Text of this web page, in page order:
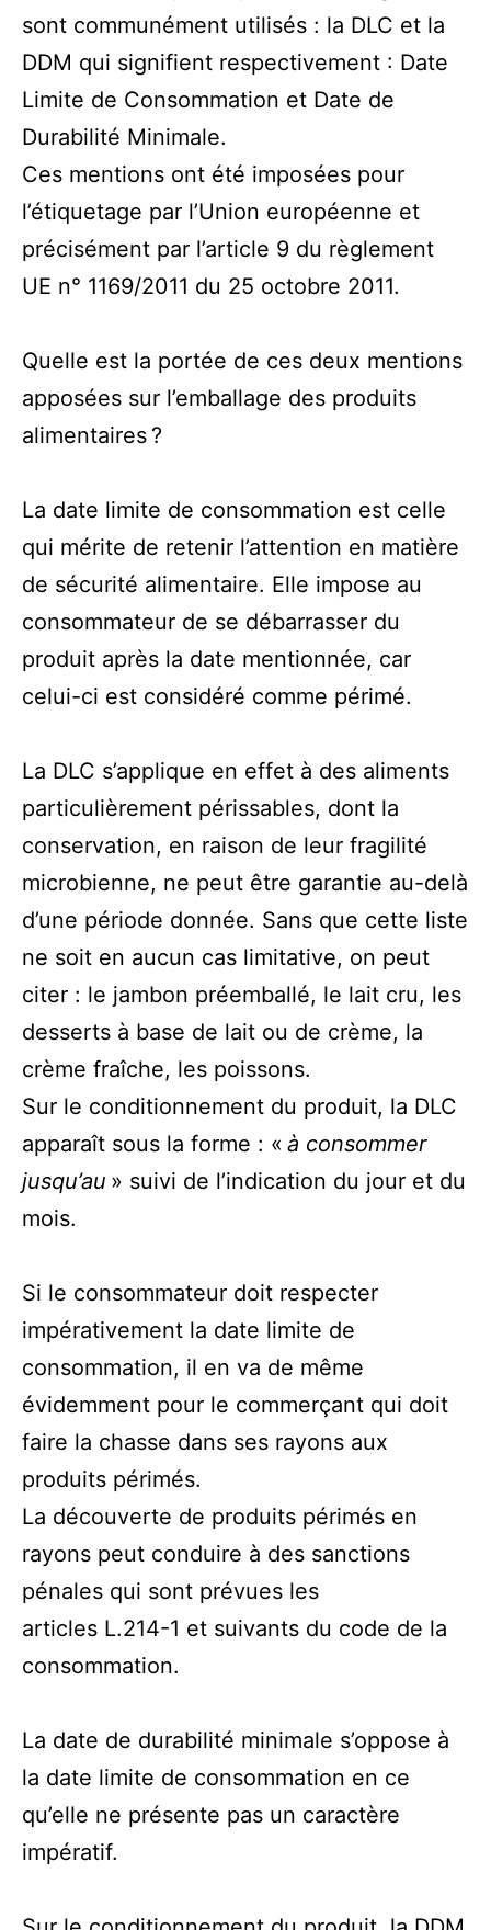
sont communément utilisés : la DLC et la
DDM qui signifient respectivement : Date
Limite de Consommation et Date de
Durabilité Minimale.
Ces mentions ont été imposées pour
l’étiquetage par l’Union européenne et
précisément par l’article 9 du règlement
UE n° 1169/2011 du 25 octobre 2011.
Quelle est la portée de ces deux mentions
apposées sur l’emballage des produits
alimentaires ?
La date limite de consommation est celle
qui mérite de retenir l’attention en matière
de sécurité alimentaire. Elle impose au
consommateur de se débarrasser du
produit après la date mentionnée, car
celui-ci est considéré comme périmé.
La DLC s’applique en effet à des aliments
particulièrement périssables, dont la
conservation, en raison de leur fragilité
microbienne, ne peut être garantie au-delà
d’une période donnée. Sans que cette liste
ne soit en aucun cas limitative, on peut
citer : le jambon préemballé, le lait cru, les
desserts à base de lait ou de crème, la
crème fraîche, les poissons.
Sur le conditionnement du produit, la DLC
apparaît sous la forme : « à consommer
jusqu’au » suivi de l’indication du jour et du
mois.
Si le consommateur doit respecter
impérativement la date limite de
consommation, il en va de même
évidemment pour le commerçant qui doit
faire la chasse dans ses rayons aux
produits périmés.
La découverte de produits périmés en
rayons peut conduire à des sanctions
pénales qui sont prévues les
articles L.214-1 et suivants du code de la
consommation.
La date de durabilité minimale s’oppose à
la date limite de consommation en ce
qu’elle ne présente pas un caractère
impératif.